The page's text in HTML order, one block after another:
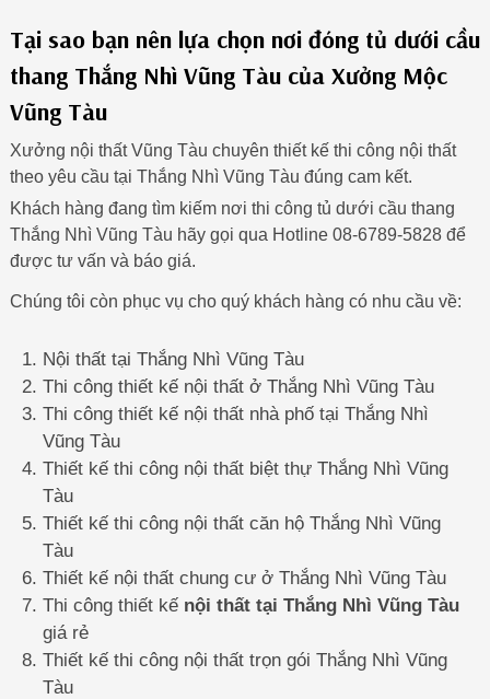
Tại sao bạn nên lựa chọn nơi đóng tủ dưới cầu
thang Thắng Nhì Vũng Tàu của Xưởng Mộc
Vũng Tàu
Xưởng nội thất Vũng Tàu chuyên thiết kế thi công nội thất
theo yêu cầu tại Thắng Nhì Vũng Tàu đúng cam kết.
Khách hàng đang tìm kiếm nơi thi công tủ dưới cầu thang
Thắng Nhì Vũng Tàu hãy gọi qua Hotline 08-6789-5828 để
được tư vấn và báo giá.
Chúng tôi còn phục vụ cho quý khách hàng có nhu cầu về:
Nội thất tại Thắng Nhì Vũng Tàu
Thi công thiết kế nội thất ở Thắng Nhì Vũng Tàu
Thi công thiết kế nội thất nhà phố tại Thắng Nhì
Vũng Tàu
Thiết kế thi công nội thất biệt thự Thắng Nhì Vũng
Tàu
Thiết kế thi công nội thất căn hộ Thắng Nhì Vũng
Tàu
Thiết kế nội thất chung cư ở Thắng Nhì Vũng Tàu
Thi công thiết kế nội thất tại Thắng Nhì Vũng Tàu
giá rẻ
Thiết kế thi công nội thất trọn gói Thắng Nhì Vũng
Tàu